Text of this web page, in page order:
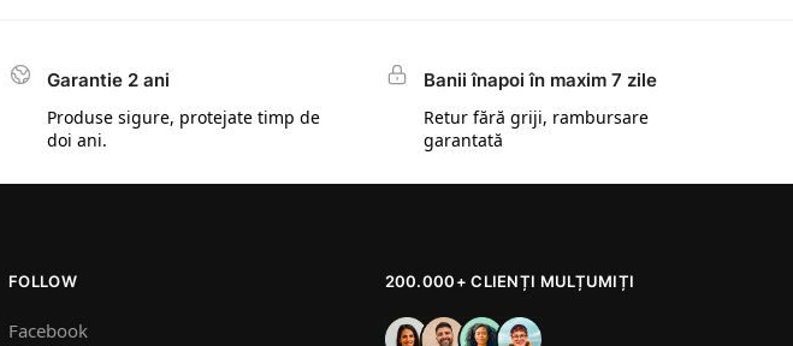
Garantie 2 ani
Produse sigure, protejate timp de
doi ani.
Banii înapoi în maxim 7 zile
Retur fără griji, rambursare
garantată
FOLLOW
Facebook
200.000+ CLIENȚI MULȚUMIȚI